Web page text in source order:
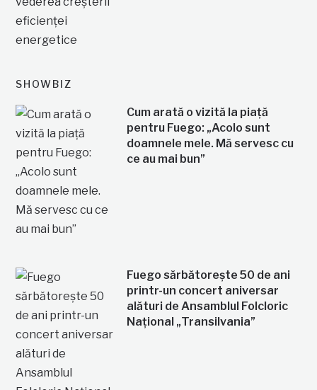
SHOWBIZ
Cum arată o vizită la piață
pentru Fuego: „Acolo sunt
doamnele mele. Mă servesc cu
ce au mai bun”
Fuego sărbătorește 50 de ani
printr-un concert aniversar
alături de Ansamblul Folcloric
Național „Transilvania”